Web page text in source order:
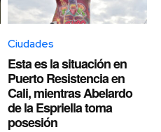
Ciudades
Esta es la situación en
Puerto Resistencia en
Cali, mientras Abelardo
de la Espriella toma
posesión